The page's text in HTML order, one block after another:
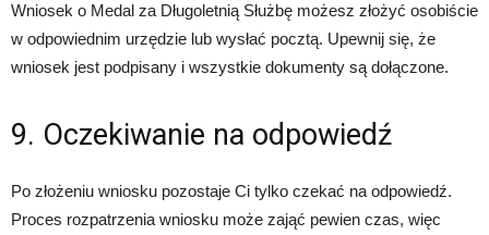
Wniosek o Medal za Długoletnią Służbę możesz złożyć osobiście
w odpowiednim urzędzie lub wysłać pocztą. Upewnij się, że
wniosek jest podpisany i wszystkie dokumenty są dołączone.
9. Oczekiwanie na odpowiedź
Po złożeniu wniosku pozostaje Ci tylko czekać na odpowiedź.
Proces rozpatrzenia wniosku może zająć pewien czas, więc